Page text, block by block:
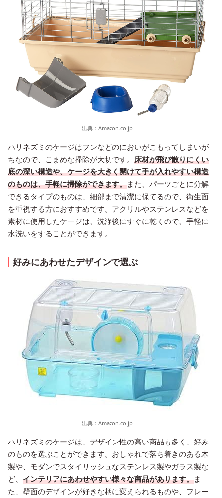
出典： Amazon.co.jp
ハリネズミのケージはフンなどのにおいがこもってしまいが
ちなので、こまめな掃除が大切です。 床材が飛び散りにくい
底の深い構造や、ケージを大きく開けて手が入れやすい構造
のものは、手軽に掃除ができます。また、パーツごとに分解
できるタイプのものは、細部まで清潔に保てるので、衛生面
を重視する方におすすめです。アクリルやステンレスなどを
素材に使用したケージは、洗浄後にすぐに乾くので、手軽に
水洗いをすることができます。
好みにあわせたデザインで選ぶ
出典： Amazon.co.jp
ハリネズミのケージは、デザイン性の高い商品も多く、好み
のものを選ぶことができます。おしゃれで落ち着きのある木
製や、モダンでスタイリッシュなステンレス製やガラス製な
ど、 インテリアにあわせやすい様々な商品があります。ま
た、壁面のデザインが好きな柄に変えられるものや、フレー